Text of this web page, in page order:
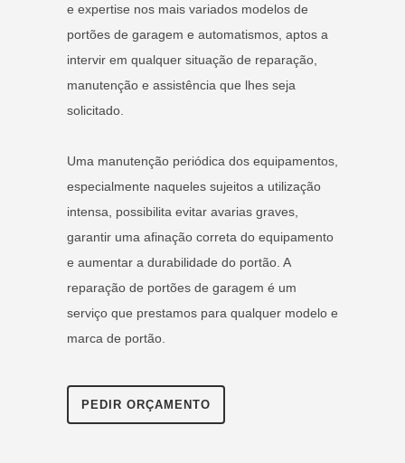
e expertise nos mais variados modelos de
portões de garagem e automatismos, aptos a
intervir em qualquer situação de reparação,
manutenção e assistência que lhes seja
solicitado.
Uma manutenção periódica dos equipamentos,
especialmente naqueles sujeitos a utilização
intensa, possibilita evitar avarias graves,
garantir uma afinação correta do equipamento
e aumentar a durabilidade do portão. A
reparação de portões de garagem é um
serviço que prestamos para qualquer modelo e
marca de portão.
PEDIR ORÇAMENTO